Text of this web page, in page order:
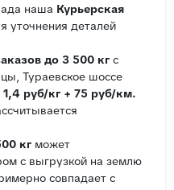
наша Курьерская
уточнения деталей
до 3 500 кг с
Тураевское шоссе
руб/кг + 75 руб/км.
кг может
с выгрузкой на землю
совпадает с